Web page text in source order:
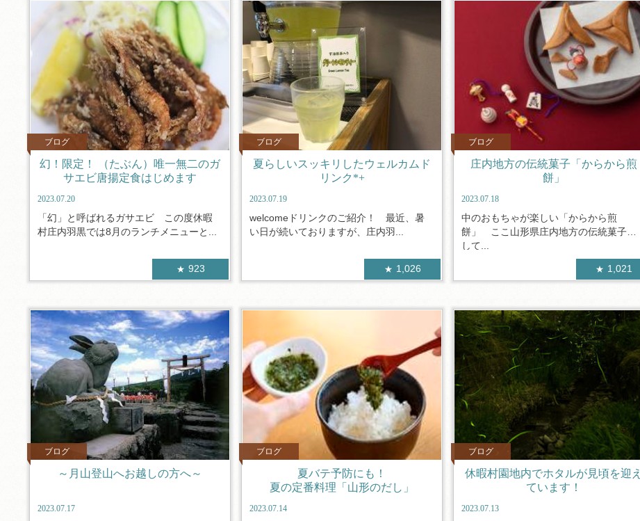
ブログ
幻！限定！ （たぶん）唯一無二のガ
サエビ唐揚定食はじめます
2023.07.20
「幻」と呼ばれるガサエビ この度休暇
村庄内羽黒では8月のランチメニューと...
923
ブログ
夏らしいスッキリしたウェルカムド
リンク*+
2023.07.19
welcomeドリンクのご紹介！ 最近、暑
い日が続いておりますが、庄内羽...
1,026
ブログ
庄内地方の伝統菓子「からから煎
餅」
2023.07.18
中のおもちゃが楽しい「からから煎
餅」 ここ山形県庄内地方の伝統菓子と
して...
1,021
ブログ
～月山登山へお越しの方へ～
2023.07.17
ブログ
夏バテ予防にも！
夏の定番料理「山形のだし」
2023.07.14
ブログ
休暇村園地内でホタルが見頃を迎え
ています！
2023.07.13